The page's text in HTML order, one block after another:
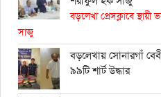
বড়লেখা প্রেসক্লাবে
সাজু
বড়লেখায় সোনারগাঁ
৯৯টি শার্ট উদ্ধার